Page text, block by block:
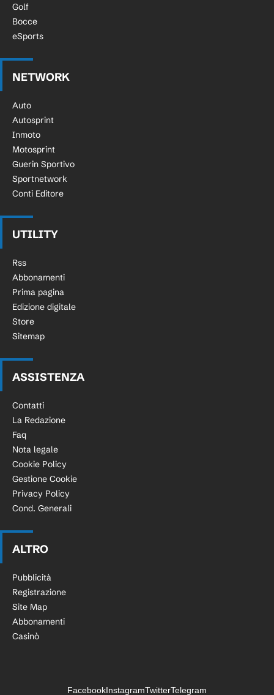
Golf
Bocce
eSports
NETWORK
Auto
Autosprint
Inmoto
Motosprint
Guerin Sportivo
Sportnetwork
Conti Editore
UTILITY
Rss
Abbonamenti
Prima pagina
Edizione digitale
Store
Sitemap
ASSISTENZA
Contatti
La Redazione
Faq
Nota legale
Cookie Policy
Gestione Cookie
Privacy Policy
Cond. Generali
ALTRO
Pubblicità
Registrazione
Site Map
Abbonamenti
Casinò
FacebookInstagramTwitterTelegram